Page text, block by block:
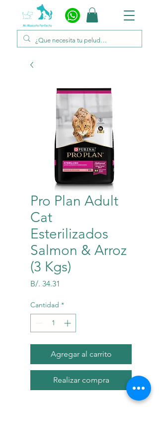
Pro Plan Adult
Cat
Esterilizados
Salmon & Arroz
(3 Kgs)
B/. 34.31
Cantidad *
Agregar al carrito
Realizar compra